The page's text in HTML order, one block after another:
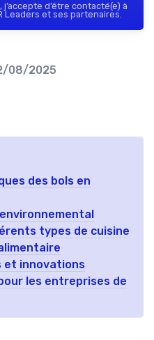
d’être contacté(e) à
Leaders et ses partenaires.
08/2025
des bols en
types de cuisine
et innovations
les entreprises de